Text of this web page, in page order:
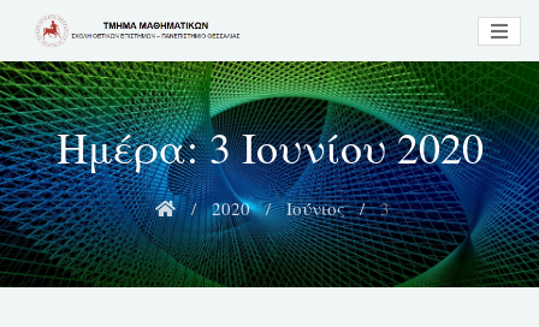
content
Ημέρα:3 Ιουνίου 2020
2020 Ιούνιος 3